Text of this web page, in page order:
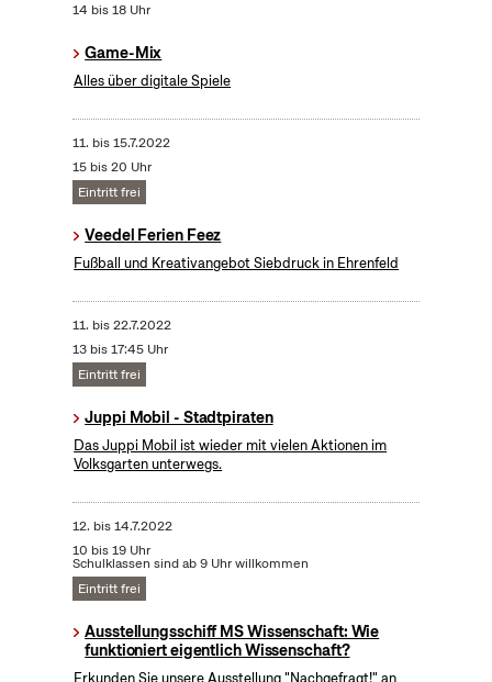
14 bis 18 Uhr
Game-Mix
Alles über digitale Spiele
11. bis15.7.2022
15 bis 20 Uhr
Eintritt frei
Veedel Ferien Feez
Fußball und Kreativangebot Siebdruck in Ehrenfeld
11. bis22.7.2022
13 bis 17:45 Uhr
Eintritt frei
Juppi Mobil - Stadtpiraten
Das Juppi Mobil ist wieder mit vielen Aktionen im
Volksgarten unterwegs.
12. bis14.7.2022
10 bis 19 Uhr
Schulklassen sind ab 9 Uhr willkommen
Eintritt frei
Ausstellungsschiff MS Wissenschaft: Wie
funktioniert eigentlich Wissenschaft?